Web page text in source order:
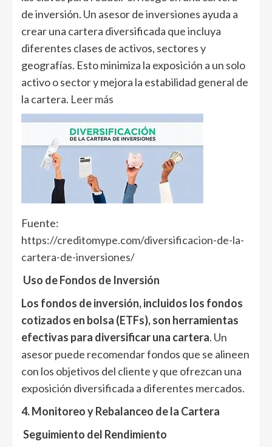
de inversión. Un asesor de inversiones ayuda a
crear una cartera diversificada que incluya
diferentes clases de activos, sectores y
geografías. Esto minimiza la exposición a un solo
activo o sector y mejora la estabilidad general de
la cartera. Leer más
Fuente:
https://creditomype.com/diversificacion-de-la-
cartera-de-inversiones/
Uso de Fondos de Inversión
Los fondos de inversión, incluidos los fondos
cotizados en bolsa (ETFs), son herramientas
efectivas para diversificar una cartera. Un
asesor puede recomendar fondos que se alineen
con los objetivos del cliente y que ofrezcan una
exposición diversificada a diferentes mercados.
4. Monitoreo y Rebalanceo de la Cartera
Seguimiento del Rendimiento